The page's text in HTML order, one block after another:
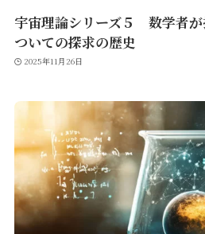
宇宙理論シリーズ５ 数学者
ついての探求の歴史
2025年11月26日